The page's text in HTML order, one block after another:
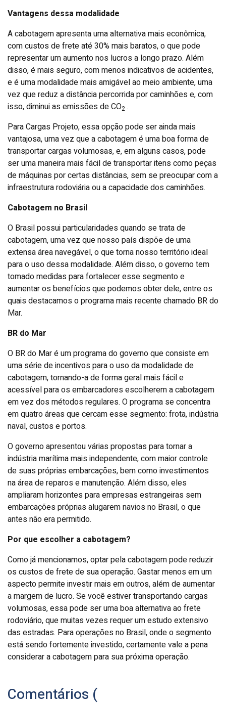
Vantagens dessa modalidade
A cabotagem apresenta uma alternativa mais econômica,
com custos de frete até 30% mais baratos, o que pode
representar um aumento nos lucros a longo prazo. Além
disso, é mais seguro, com menos indicativos de acidentes,
e é uma modalidade mais amigável ao meio ambiente, uma
vez que reduz a distância percorrida por caminhões e, com
isso, diminui as emissões de CO2 .
Para Cargas Projeto, essa opção pode ser ainda mais
vantajosa, uma vez que a cabotagem é uma boa forma de
transportar cargas volumosas, e, em alguns casos, pode
ser uma maneira mais fácil de transportar itens como peças
de máquinas por certas distâncias, sem se preocupar com a
infraestrutura rodoviária ou a capacidade dos caminhões.
Cabotagem no Brasil
O Brasil possui particularidades quando se trata de
cabotagem, uma vez que nosso país dispõe de uma
extensa área navegável, o que torna nosso território ideal
para o uso dessa modalidade. Além disso, o governo tem
tomado medidas para fortalecer esse segmento e
aumentar os benefícios que podemos obter dele, entre os
quais destacamos o programa mais recente chamado BR do
Mar.
BR do Mar
O BR do Mar é um programa do governo que consiste em
uma série de incentivos para o uso da modalidade de
cabotagem, tornando-a de forma geral mais fácil e
acessível para os embarcadores escolherem a cabotagem
em vez dos métodos regulares. O programa se concentra
em quatro áreas que cercam esse segmento: frota, indústria
naval, custos e portos.
O governo apresentou várias propostas para tornar a
indústria marítima mais independente, com maior controle
de suas próprias embarcações, bem como investimentos
na área de reparos e manutenção. Além disso, eles
ampliaram horizontes para empresas estrangeiras sem
embarcações próprias alugarem navios no Brasil, o que
antes não era permitido.
Por que escolher a cabotagem?
Como já mencionamos, optar pela cabotagem pode reduzir
os custos de frete de sua operação. Gastar menos em um
aspecto permite investir mais em outros, além de aumentar
a margem de lucro. Se você estiver transportando cargas
volumosas, essa pode ser uma boa alternativa ao frete
rodoviário, que muitas vezes requer um estudo extensivo
das estradas. Para operações no Brasil, onde o segmento
está sendo fortemente investido, certamente vale a pena
considerar a cabotagem para sua próxima operação.
Comentários (